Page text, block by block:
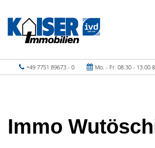
+49 7751 89673 - 0 Mo. - Fr. 08.30 - 13.00
Immo